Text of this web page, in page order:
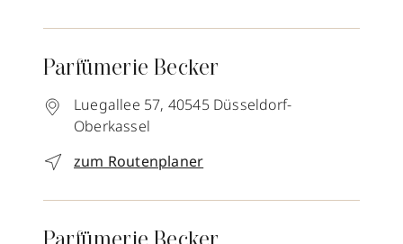
Parfümerie Becker
Luegallee 57, 40545 Düsseldorf-
Oberkassel
zum Routenplaner